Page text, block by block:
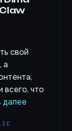
свой
а
всего, что
далее